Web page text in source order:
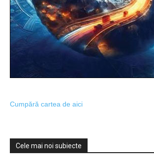
Cumpără cartea de aici
Cele mai noi subiecte